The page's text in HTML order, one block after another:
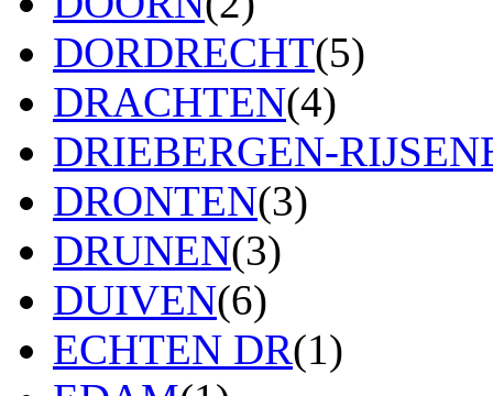
DORDRECHT(5)
DRACHTEN(4)
DRIEBERGEN-
DRONTEN(3)
DRUNEN(3)
DUIVEN(6)
ECHTEN DR(1)